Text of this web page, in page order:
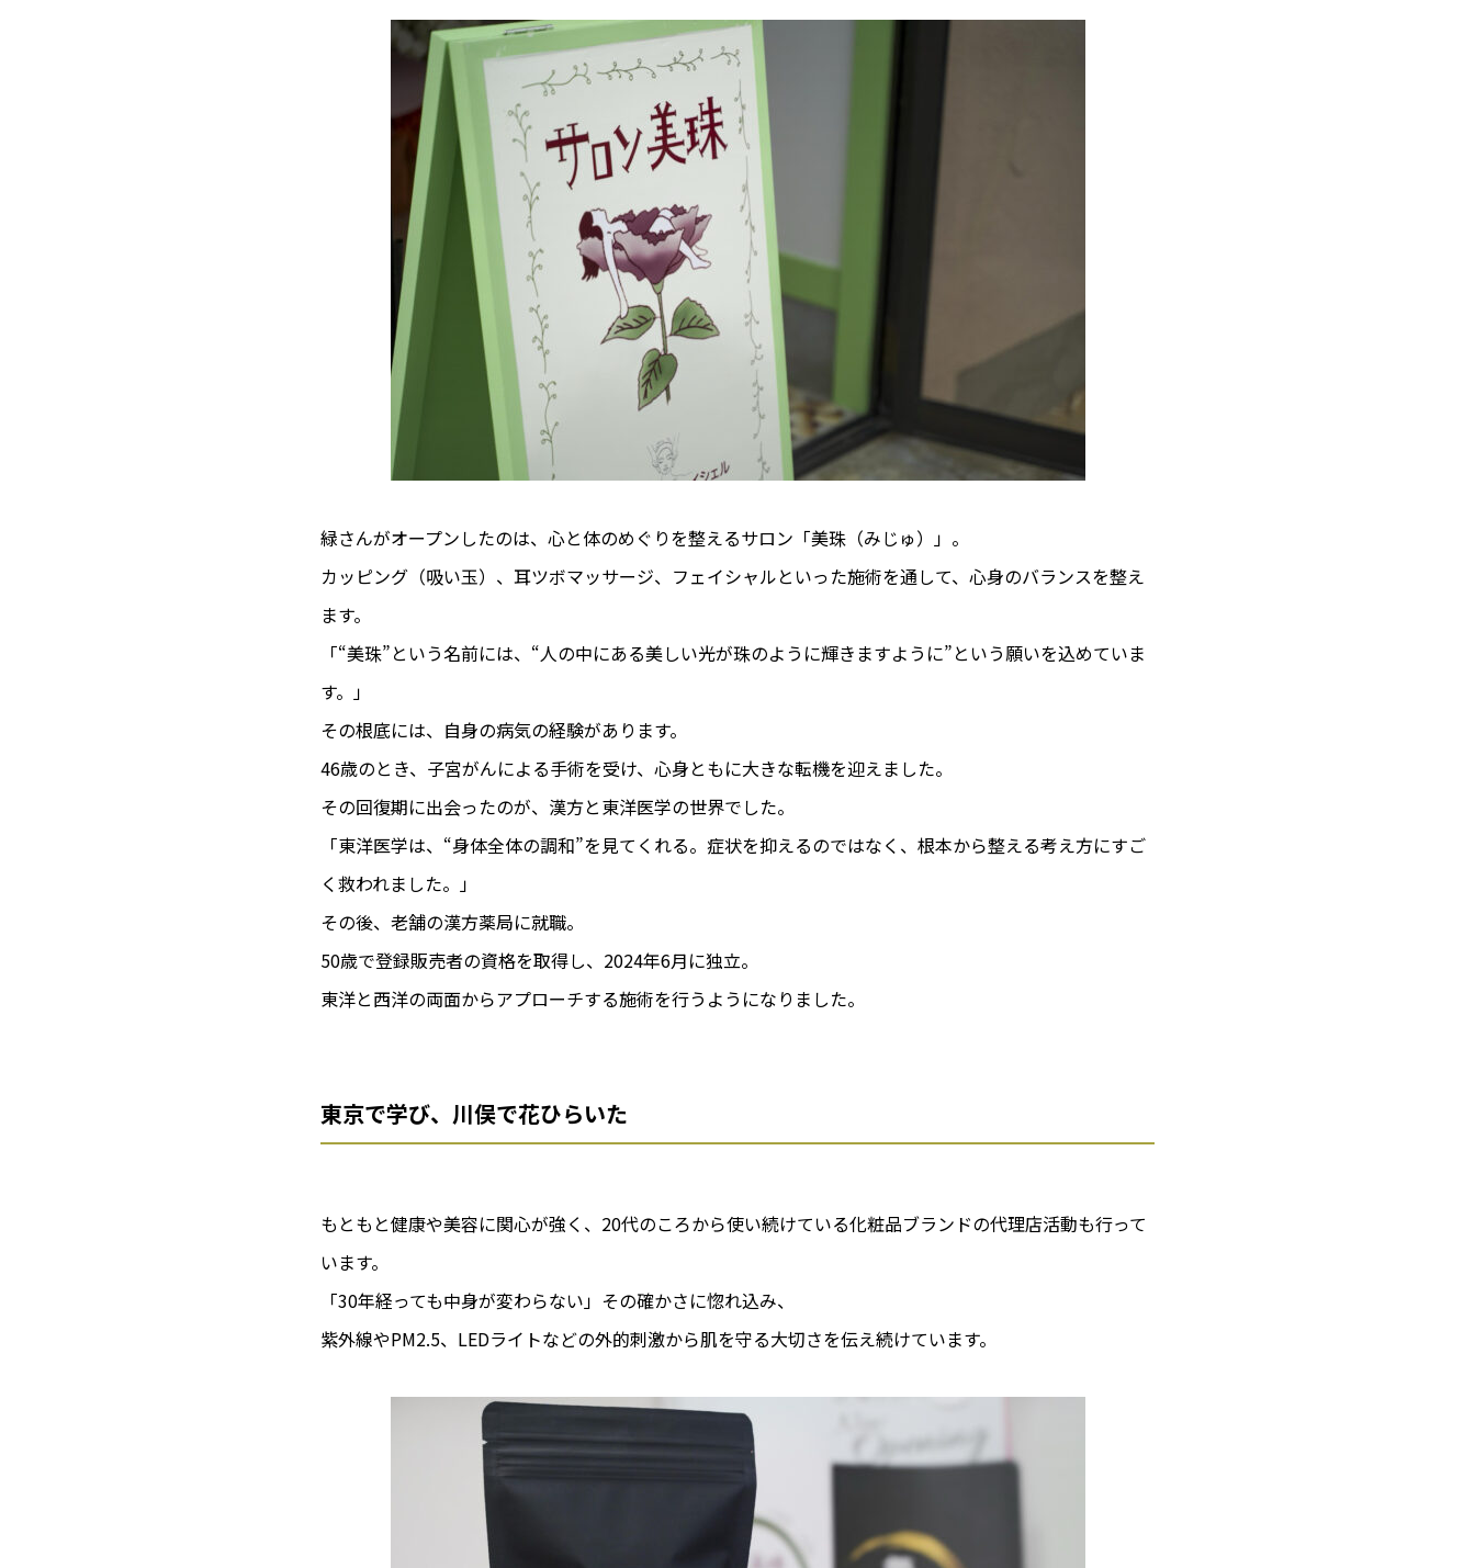
緑さんがオープンしたのは、心と体のめぐりを整えるサロン「美珠（みじゅ）」。
カッピング（吸い玉）、耳ツボマッサージ、フェイシャルといった施術を通して、心身のバランスを整え
ます。
「“美珠”という名前には、“人の中にある美しい光が珠のように輝きますように”という願いを込めていま
す。」
その根底には、自身の病気の経験があります。
46歳のとき、子宮がんによる手術を受け、心身ともに大きな転機を迎えました。
その回復期に出会ったのが、漢方と東洋医学の世界でした。
「東洋医学は、“身体全体の調和”を見てくれる。症状を抑えるのではなく、根本から整える考え方にすご
く救われました。」
その後、老舗の漢方薬局に就職。
50歳で登録販売者の資格を取得し、2024年6月に独立。
東洋と西洋の両面からアプローチする施術を行うようになりました。
東京で学び、川俣で花ひらいた
もともと健康や美容に関心が強く、20代のころから使い続けている化粧品ブランドの代理店活動も行って
います。
「30年経っても中身が変わらない」その確かさに惚れ込み、
紫外線やPM2.5、LEDライトなどの外的刺激から肌を守る大切さを伝え続けています。